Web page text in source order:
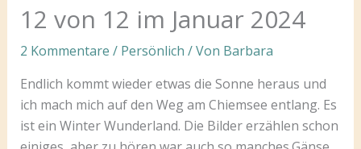
12 von 12 im Januar 2024
2 Kommentare / Persönlich / Von Barbara
Endlich kommt wieder etwas die Sonne heraus und
ich mach mich auf den Weg am Chiemsee entlang. Es
ist ein Winter Wunderland. Die Bilder erzählen schon